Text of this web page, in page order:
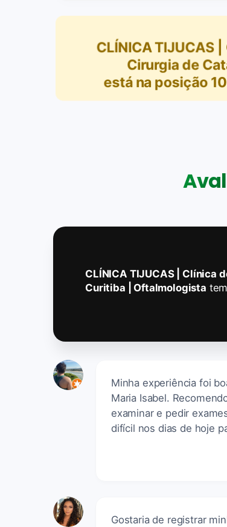
CLÍNICA TIJUCAS
Cirurgia de
está na posição 10
CLÍNICA TIJUCAS | Clínica
Curitiba | Oftalmologista
Minha experiência foi
Maria Isabel.
examinar e pedir
difícil nos dias de hoje
Gostaria de registrar